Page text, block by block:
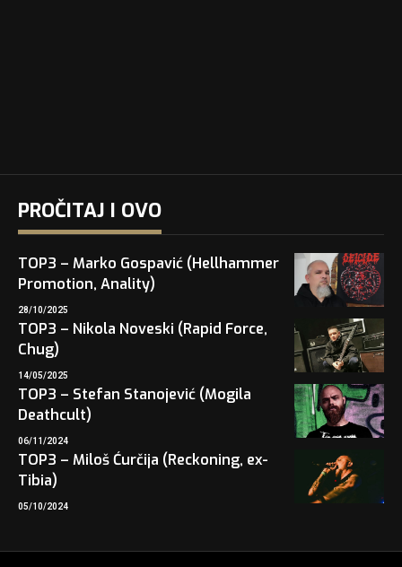
PROČITAJ I OVO
TOP3 – Marko Gospavić (Hellhammer
Promotion, Anality)
28/10/2025
TOP3 – Nikola Noveski (Rapid Force,
Chug)
14/05/2025
TOP3 – Stefan Stanojević (Mogila
Deathcult)
06/11/2024
TOP3 – Miloš Ćurčija (Reckoning, ex-
Tibia)
05/10/2024